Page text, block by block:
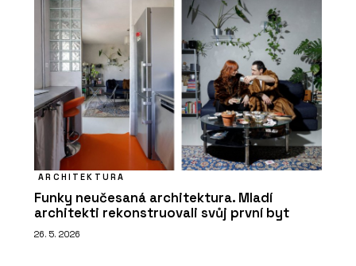
ARCHITEKTURA
Funky neučesaná architektura. Mladí
architekti rekonstruovali svůj první byt
26. 5. 2026